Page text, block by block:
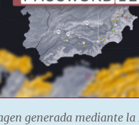
generada mediante la